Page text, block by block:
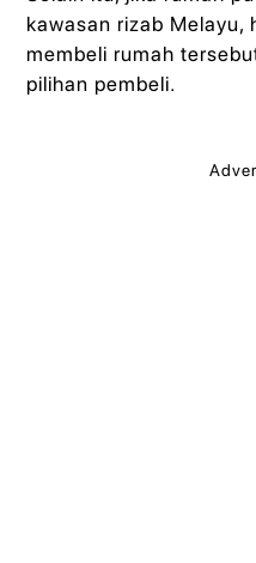
kawasan rizab Melayu,
membeli rumah
pilihan pembeli.